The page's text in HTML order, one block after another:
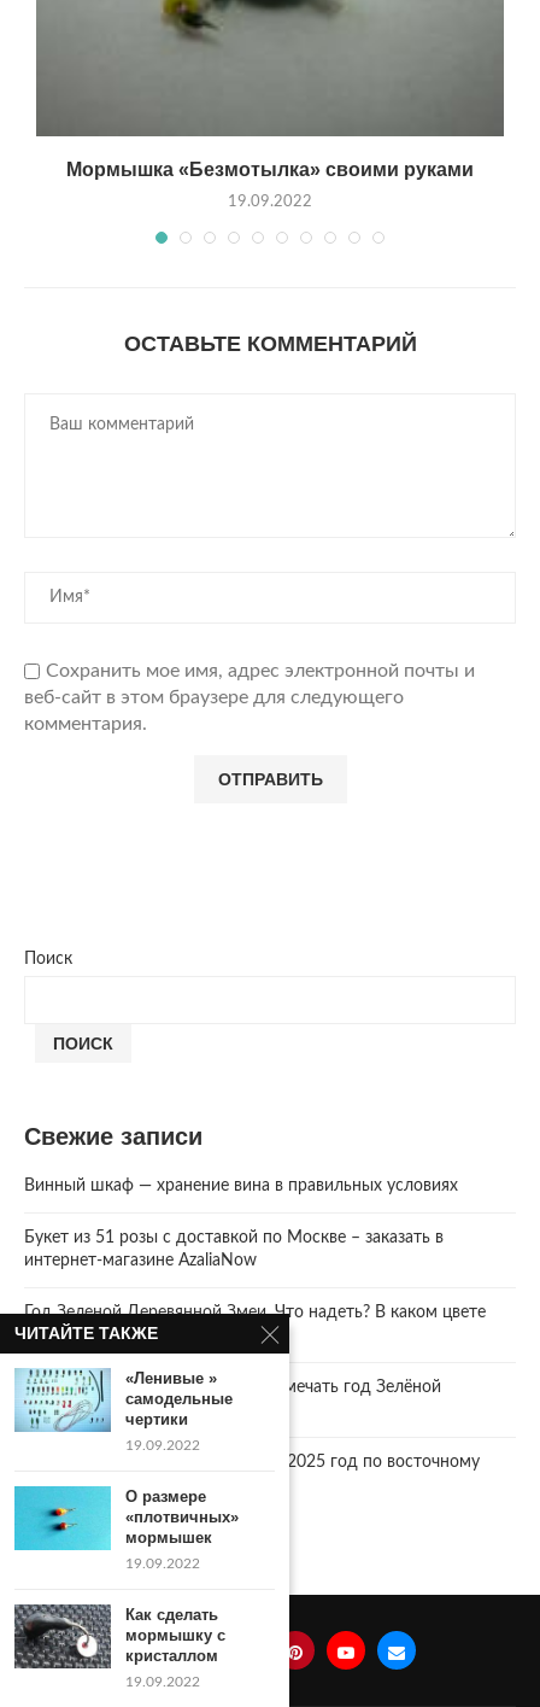
Мормышка «Безмотылка» своими руками
19.09.2022
ОСТАВЬТЕ КОММЕНТАРИЙ
Сохранить мое имя, адрес электронной почты и
веб-сайт в этом браузере для следующего
комментария.
Поиск
ПОИСК
Свежие записи
Винный шкаф — хранение вина в правильных условиях
Букет из 51 розы с доставкой по Москве – заказать в
интернет-магазине AzaliaNow
Год Зеленой Деревянной Змеи. Что надеть? В каком цвете
встречать 2025 Новый год.
2025 год. Где и как правильно отмечать год Зелёной
Деревянной Змеи
Что год грядущий нам готовит… 2025 год по восточному
календарю.
ЧИТАЙТЕ ТАКЖЕ
«Ленивые »
самодельные
чертики
19.09.2022
О размере
«плотвичных»
мормышек
19.09.2022
Как сделать
мормышку с
кристаллом
19.09.2022